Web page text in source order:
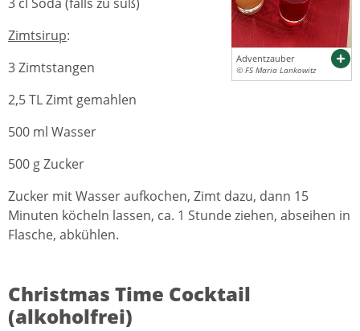
Adventzauber
© FS Maria Lankowitz
Zimtsirup:
3 Zimtstangen
2,5 TL Zimt gemahlen
500 ml Wasser
500 g Zucker
Zucker mit Wasser aufkochen, Zimt dazu, dann 15
Minuten köcheln lassen, ca. 1 Stunde ziehen, abseihen in
Flasche, abkühlen.
Christmas Time Cocktail
(alkoholfrei)